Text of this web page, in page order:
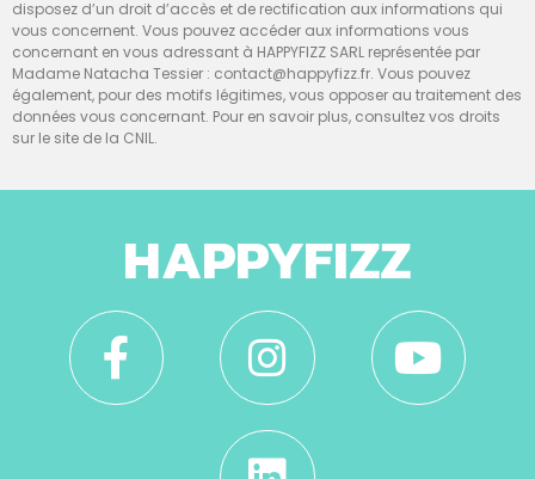
disposez d’un droit d’accès et de rectification aux informations qui
vous concernent. Vous pouvez accéder aux informations vous
concernant en vous adressant à HAPPYFIZZ SARL représentée par
Madame Natacha Tessier : contact@happyfizz.fr. Vous pouvez
également, pour des motifs légitimes, vous opposer au traitement des
données vous concernant. Pour en savoir plus, consultez vos droits
sur le site de la CNIL.
HAPPYFIZZ